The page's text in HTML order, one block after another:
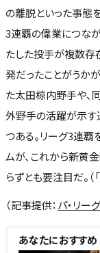
の離脱といった事態
3連覇の偉業につな
たした投手が複数存
発だったことがうか
た太田椋内野手や、
外野手の活躍が示す
つある。リーグ3連
ムが、これから新黄
らずとも要注目だ。（
（記事提供： パ・リー
あなたにおすすめ